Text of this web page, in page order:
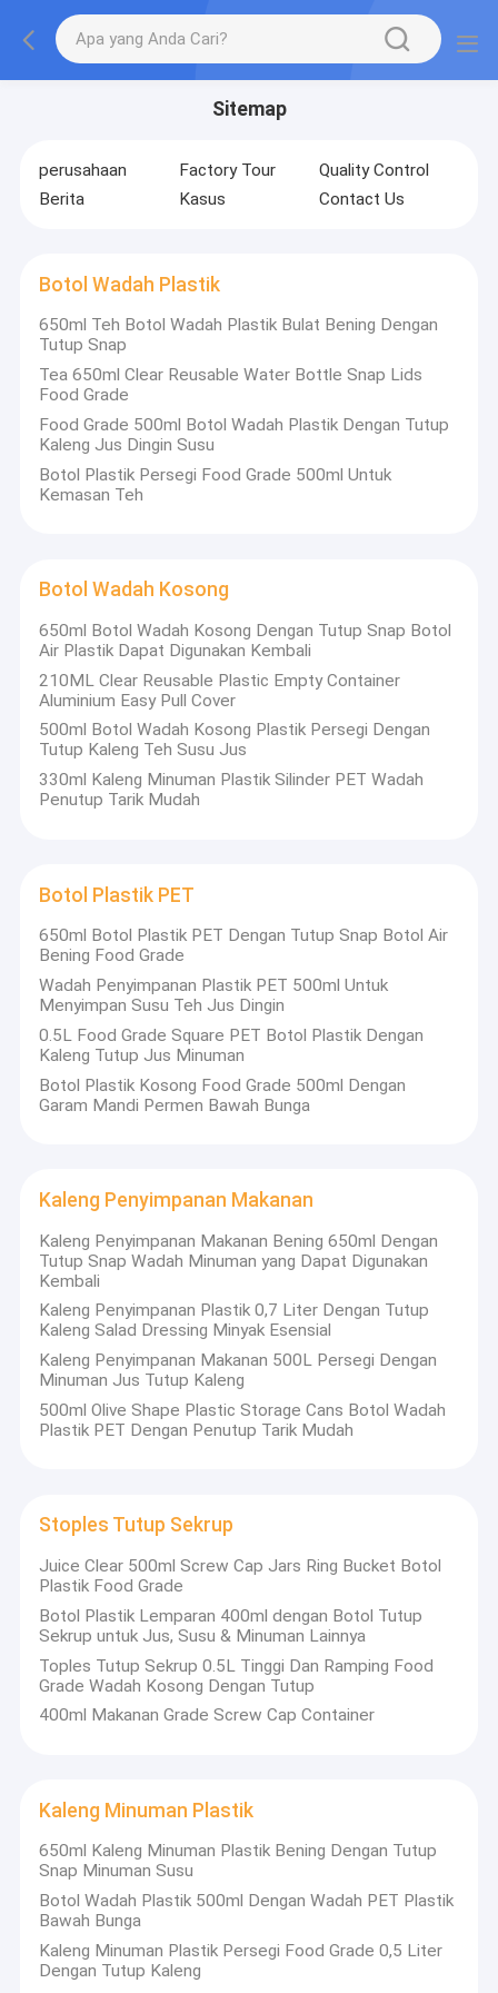
Sitemap
perusahaan Factory Tour
Quality Control
Berita
Kasus Contact Us
Botol Wadah Plastik
650ml Teh Botol Wadah Plastik Bulat Bening Dengan
Tutup Snap
Tea 650ml Clear Reusable Water Bottle Snap Lids
Food Grade
Food Grade 500ml Botol Wadah Plastik Dengan Tutup
Kaleng Jus Dingin Susu
Botol Plastik Persegi Food Grade 500ml Untuk
Kemasan Teh
Botol Wadah Kosong
650ml Botol Wadah Kosong Dengan Tutup Snap Botol
Air Plastik Dapat Digunakan Kembali
210ML Clear Reusable Plastic Empty Container
Aluminium Easy Pull Cover
500ml Botol Wadah Kosong Plastik Persegi Dengan
Tutup Kaleng Teh Susu Jus
330ml Kaleng Minuman Plastik Silinder PET Wadah
Penutup Tarik Mudah
Botol Plastik PET
650ml Botol Plastik PET Dengan Tutup Snap Botol Air
Bening Food Grade
Wadah Penyimpanan Plastik PET 500ml Untuk
Menyimpan Susu Teh Jus Dingin
0.5L Food Grade Square PET Botol Plastik Dengan
Kaleng Tutup Jus Minuman
Botol Plastik Kosong Food Grade 500ml Dengan
Garam Mandi Permen Bawah Bunga
Kaleng Penyimpanan Makanan
Kaleng Penyimpanan Makanan Bening 650ml Dengan
Tutup Snap Wadah Minuman yang Dapat Digunakan
Kembali
Kaleng Penyimpanan Plastik 0,7 Liter Dengan Tutup
Kaleng Salad Dressing Minyak Esensial
Kaleng Penyimpanan Makanan 500L Persegi Dengan
Minuman Jus Tutup Kaleng
500ml Olive Shape Plastic Storage Cans Botol Wadah
Plastik PET Dengan Penutup Tarik Mudah
Stoples Tutup Sekrup
Juice Clear 500ml Screw Cap Jars Ring Bucket Botol
Plastik Food Grade
Botol Plastik Lemparan 400ml dengan Botol Tutup
Sekrup untuk Jus, Susu & Minuman Lainnya
Toples Tutup Sekrup 0.5L Tinggi Dan Ramping Food
Grade Wadah Kosong Dengan Tutup
400ml Makanan Grade Screw Cap Container
Kaleng Minuman Plastik
650ml Kaleng Minuman Plastik Bening Dengan Tutup
Snap Minuman Susu
Botol Wadah Plastik 500ml Dengan Wadah PET Plastik
Bawah Bunga
Kaleng Minuman Plastik Persegi Food Grade 0,5 Liter
Dengan Tutup Kaleng